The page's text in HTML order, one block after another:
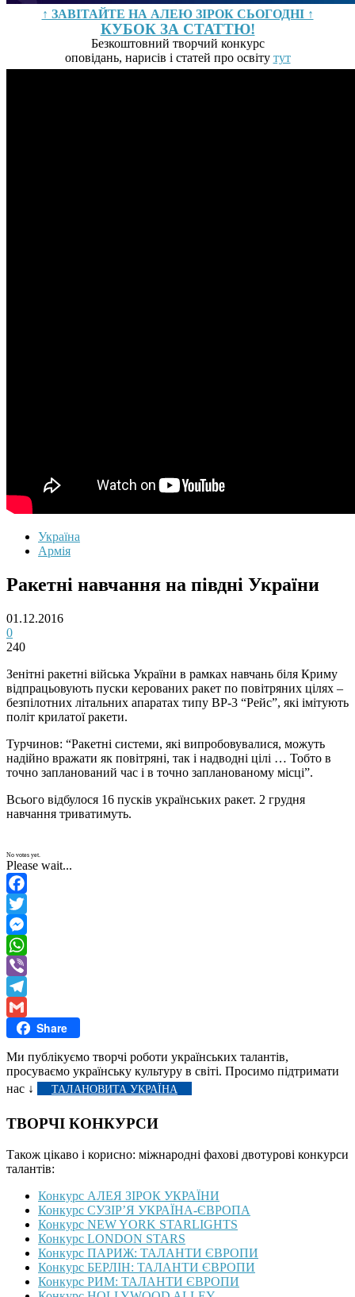
↑ ЗАВІТАЙТЕ НА АЛЕЮ ЗІРОК СЬОГОДНІ ↑
КУБОК ЗА СТАТТЮ!
Безкоштовний творчий конкурс
оповідань, нарисів і статей про освіту тут
Україна
Армія
Ракетні навчання на півдні України
01.12.2016
0
240
Зенітні ракетні війська України в рамках навчань біля Криму
відпрацьовують пуски керованих ракет по повітряних цілях –
безпілотних літальних апаратах типу ВР-3 “Рейс”, які імітують
політ крилатої ракети.
Турчинов: “Ракетні системи, які випробовувалися, можуть
надійно вражати як повітряні, так і надводні цілі … Тобто в
точно запланований час і в точно запланованому місці”.
Всього відбулося 16 пусків українських ракет. 2 грудня
навчання триватимуть.
No votes yet.
Please wait...
Facebook
Twitter
Messenger
WhatsApp
Viber
Telegram
GmailShare
Ми публікуємо творчі роботи українських талантів,
просуваємо українську культуру в світі. Просимо підтримати
нас ↓
ТАЛАНОВИТА УКРАЇНА
ТВОРЧІ КОНКУРСИ
Також цікаво і корисно: міжнародні фахові двотурові конкурси
талантів:
Конкурс АЛЕЯ ЗІРОК УКРАЇНИ
Конкурс СУЗІР’Я УКРАЇНА-ЄВРОПА
Конкурс NEW YORK STARLIGHTS
Конкурс LONDON STARS
Конкурс ПАРИЖ: ТАЛАНТИ ЄВРОПИ
Конкурс БЕРЛІН: ТАЛАНТИ ЄВРОПИ
Конкурс РИМ: ТАЛАНТИ ЄВРОПИ